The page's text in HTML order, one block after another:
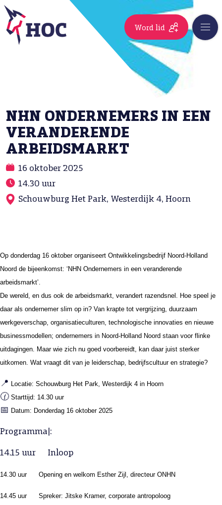
Word lid
NHN ONDERNEMERS IN EEN
VERANDERENDE
ARBEIDSMARKT
16 oktober 2025
14.30 uur
Schouwburg Het Park, Westerdijk 4, Hoorn
Op donderdag 16 oktober organiseert Ontwikkelingsbedrijf Noord-Holland
Noord de bijeenkomst: ‘NHN Ondernemers in een veranderende
arbeidsmarkt’.
De wereld, en dus ook de arbeidsmarkt, verandert razendsnel. Hoe speel je
daar als ondernemer slim op in? Van krapte tot vergrijzing, duurzaam
werkgeverschap, organisatieculturen, technologische innovaties en nieuwe
businessmodellen; ondernemers in Noord-Holland Noord staan voor flinke
uitdagingen. Maar wie zich nu goed voorbereidt, kan daar juist sterker
uitkomen. Wat vraagt dit van je leiderschap, bedrijfscultuur en strategie?
📍 Locatie: Schouwburg Het Park, Westerdijk 4 in Hoorn
🕜Starttijd: 14.30 uur
📅 Datum: Donderdag 16 oktober 2025
Programma|:
14.15 uur Inloop
14.30 uur Opening en welkom Esther Zijl, directeur ONHN
14.45 uur Spreker: Jitske Kramer, corporate antropoloog